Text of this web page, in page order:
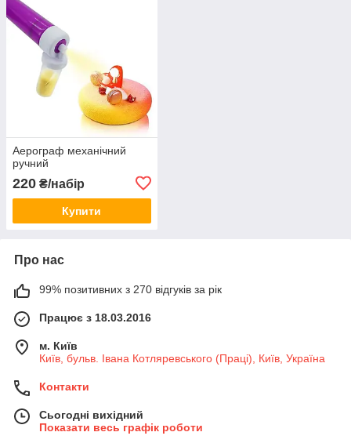
Аерограф механічний
ручний
220 ₴/набір
Купити
Про нас
99% позитивних з 270 відгуків за рік
Працює з 18.03.2016
м. Київ
Київ, бульв. Івана Котляревського (Праці), Київ, Україна
Контакти
Сьогодні вихідний
Показати весь графік роботи